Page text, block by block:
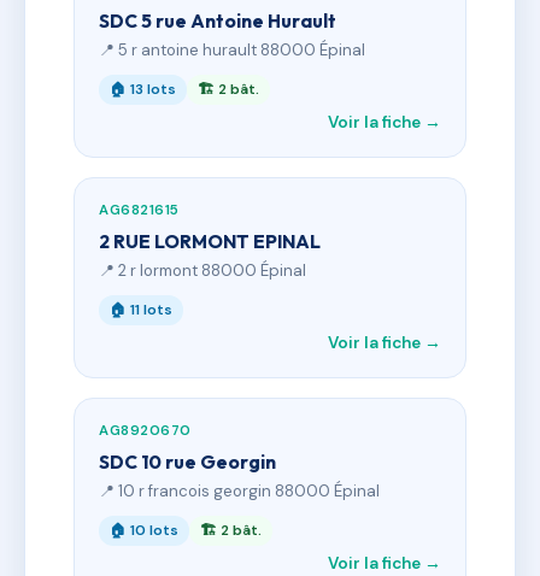
SDC 5 rue Antoine Hurault
📍 5 r antoine hurault 88000 Épinal
🏠 13 lots 🏗 2 bât.
Voir la fiche →
AG6821615
2 RUE LORMONT EPINAL
📍 2 r lormont 88000 Épinal
🏠 11 lots
Voir la fiche →
AG8920670
SDC 10 rue Georgin
📍 10 r francois georgin 88000 Épinal
🏠 10 lots 🏗 2 bât.
Voir la fiche →